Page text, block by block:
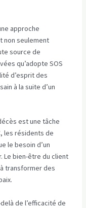
approche
non seulement
source de
qu’adopte SOS
d’esprit des
à la suite d’un
est une tâche
les résidents de
le besoin d’un
bien-être du client
transformer des
de l’efficacité de